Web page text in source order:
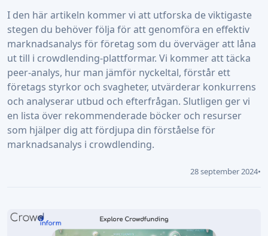
I den här artikeln kommer vi att utforska de viktigaste
stegen du behöver följa för att genomföra en effektiv
marknadsanalys för företag som du överväger att låna
ut till i crowdlending-plattformar. Vi kommer att täcka
peer-analys, hur man jämför nyckeltal, förstår ett
företags styrkor och svagheter, utvärderar konkurrens
och analyserar utbud och efterfrågan. Slutligen ger vi
en lista över rekommenderade böcker och resurser
som hjälper dig att fördjupa din förståelse för
marknadsanalys i crowdlending.
28 september 2024•